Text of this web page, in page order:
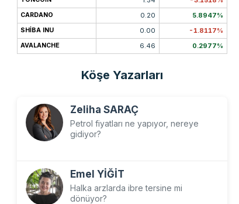
CARDANO 0.20 5.8947%
SHIBA INU 0.00 -1.8117%
AVALANCHE 6.46 0.2977%
Köşe Yazarları
Zeliha SARAÇ
Petrol fiyatları ne yapıyor, nereye
gidiyor?
Emel YİĞİT
Halka arzlarda ibre tersine mi
dönüyor?